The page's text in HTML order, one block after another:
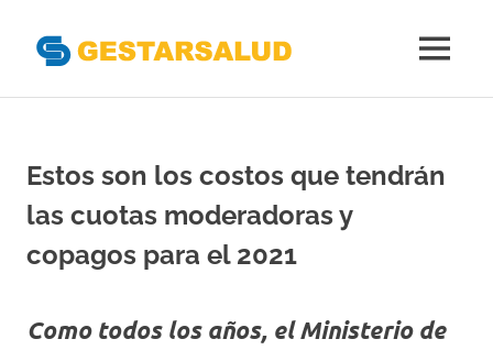
del
Aseguramiento
de
la
Salud
MENÚ
Estos son los costos que tendrán
las cuotas moderadoras y
copagos para el 2021
Como todos los años, el Ministerio de